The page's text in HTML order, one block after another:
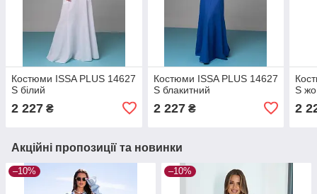
Костюми ISSA PLUS 14627
S білий
2 227 ₴
Костюми ISSA PLUS 14627
S блакитний
2 227₴
S
2
Акційні пропозиції та новинки
–10% –10%